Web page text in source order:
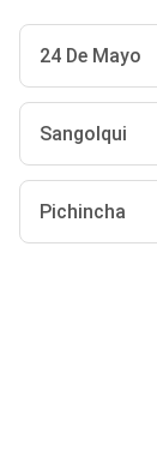
24 De Mayo
Sangolqui
Pichincha